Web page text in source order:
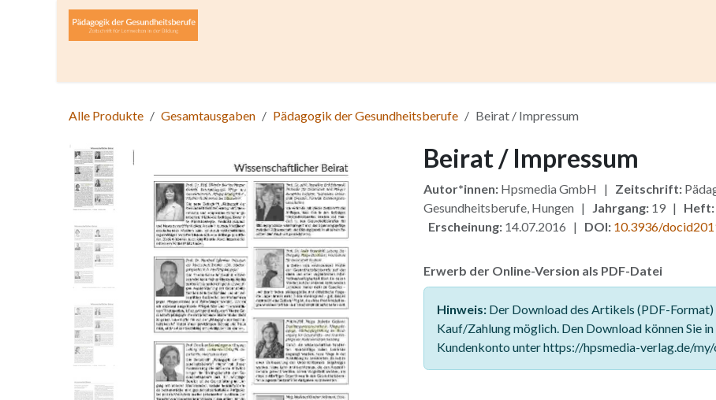
Zum Inhalt springen
Alle Produkte Gesamtausgaben Pädagogik der Gesundheitsberufe Beirat / Impressum
Beirat / Impressum
Autor*innen:Hpsmedia GmbH | Zeitschrift:
Gesundheitsberufe, Hungen | Jahrgang:19 | Heft:
Erscheinung:14.07.2016 | DOI: 10.3936/
Erwerb der Online-Version als PDF-Datei
Hinweis:Der Download des Artikels (PDF-
Kauf/Zahlung möglich. Den Download können Sie
Kundenkonto unter https://hpsmedia-verlag.de/